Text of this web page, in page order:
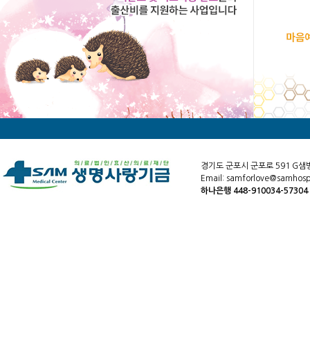
경기도 군포시 군포로 591 G샘
Email:
하나은행 448-910034-57304